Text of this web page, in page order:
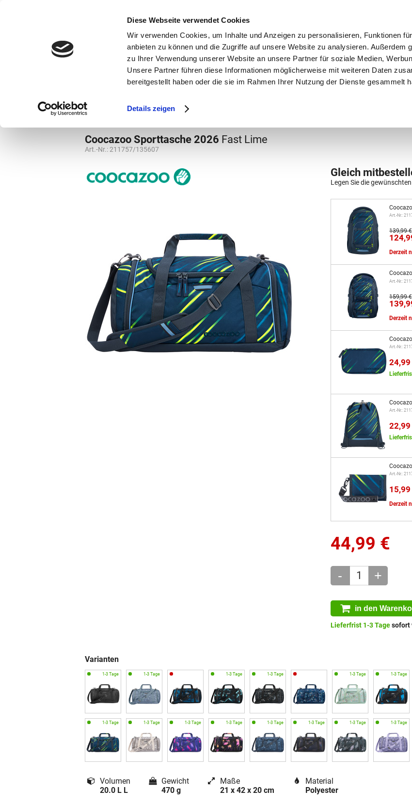
Diese Webseite verwendet Cookies
Wir verwenden Cookies, um Inhalte und Anzeigen zu personalisieren, Funktionen
anbieten zu können und die Zugriffe auf unsere Website zu analysieren. Außerdem
zu Ihrer Verwendung unserer Website an unsere Partner für soziale Medien,
Unsere Partner führen diese Informationen möglicherweise mit weiteren Daten
bereitgestellt haben oder die sie im Rahmen Ihrer Nutzung der Dienste gesammelt
Details zeigen
bestellen und ausdrucken
3 x täglich an Werktagen!
Coocazoo Sporttasche 2026 Fast Lime
Art.-Nr.:211757/135607
Gleich
Legen Sie die
Art.-Nr.:
139,99 €
Derzeit
Art.-Nr.:
159,99 €
Derzeit
Art.-Nr.:
24,99
Art.-Nr.:
22,99
Art.-Nr.:
15,99
Derzeit
44,99 €
- +
in den
Lieferfrist 1-3 Tagesofort
Varianten
Volumen
20.0 L L
Gewicht
470 g
Maße
21 x 42 x 20 cm
Material
Polyester